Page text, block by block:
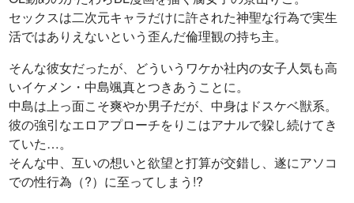
セックスは二次元キャラだけに許された神聖な行為で実生
活ではありえないという歪んだ倫理観の持ち主。
そんな彼女だったが、どういうワケか社内の女子人気も高
いイケメン・中島颯真とつきあうことに。
中島は上っ面こそ爽やか男子だが、中身はドスケベ獣系。
彼の強引なエロアプローチをりこはアナルで躱し続けてき
ていた…。
そんな中、互いの想いと欲望と打算が交錯し、遂にアソコ
での性行為（?）に至ってしまう!?